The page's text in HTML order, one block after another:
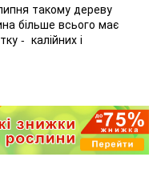
такому дереву
більше всього має
- калійних і